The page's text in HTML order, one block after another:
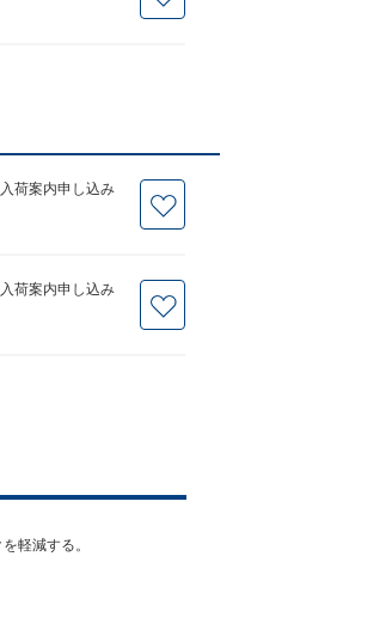
入荷案内申し込み
入荷案内申し込み
軽減する。